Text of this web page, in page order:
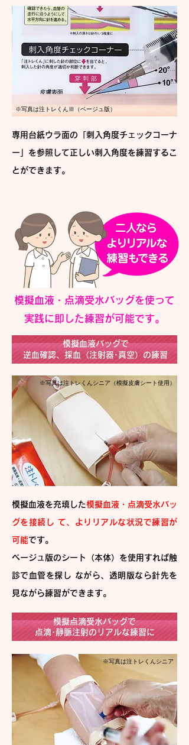
※写真は注トレくんⅢ（ベージュ版）
専用台紙ウラ面の「刺入角度チェックコーナ
ー」を参照して正しい刺入角度を練習するこ
とができます。
模擬血液・点滴受水バッグを使って
実践に即した練習が可能です。
模擬血液バッグで
逆血確認、採血（注射器･真空）の練習
※写真は注トレくんシニア（模擬皮膚シート使用）
模擬血液を充填した模擬血液・点滴受水バッ
グを接続し て、よりリアルな状況で練習が
可能です。
ベージュ版のシート（本体）を使用すれば触
診で血管を探し ながら、透明版なら針先を
見ながら練習ができます。
模擬点滴受水バッグで
点滴･静脈注射のリアルな練習に
※写真は注トレくんシニア